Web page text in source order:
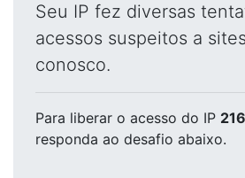
Seu IP fez diversas
acessos suspeitos a
conosco.
Para liberar o acesso do IP
responda ao desafio abaixo.